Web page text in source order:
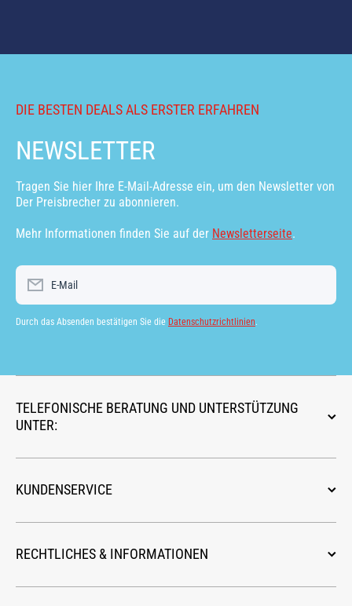
DIE BESTEN DEALS ALS ERSTER ERFAHREN
NEWSLETTER
Tragen Sie hier Ihre E-Mail-Adresse ein, um den Newsletter von
Der Preisbrecher zu abonnieren.
Mehr Informationen finden Sie auf der Newsletterseite.
E-Mail
Durch das Absenden bestätigen Sie die Datenschutzrichtlinien.
TELEFONISCHE BERATUNG UND UNTERSTÜTZUNG
UNTER:
KUNDENSERVICE
RECHTLICHES & INFORMATIONEN